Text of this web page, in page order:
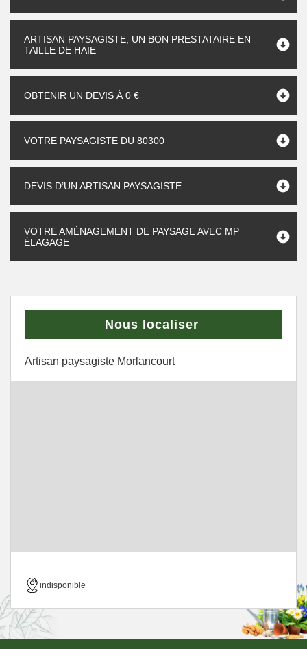
ARTISAN PAYSAGISTE, UN BON PRESTATAIRE EN
TAILLE DE HAIE
OBTENIR UN DEVIS À 0 €
VOTRE PAYSAGISTE DU 80300
DEVIS D’UN ARTISAN PAYSAGISTE
VOTRE AMÉNAGEMENT DE PAYSAGE AVEC MP
ÉLAGAGE
Nous localiser
Artisan paysagiste Morlancourt
indisponible